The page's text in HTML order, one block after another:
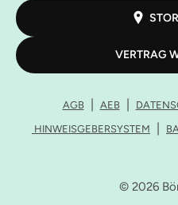
VERTRAG
AGB AEB
HINWEISGEBERSYSTEM
© 2026